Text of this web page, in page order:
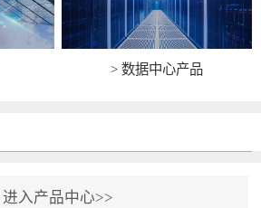
> 数据中心产品
进入产品中心>>